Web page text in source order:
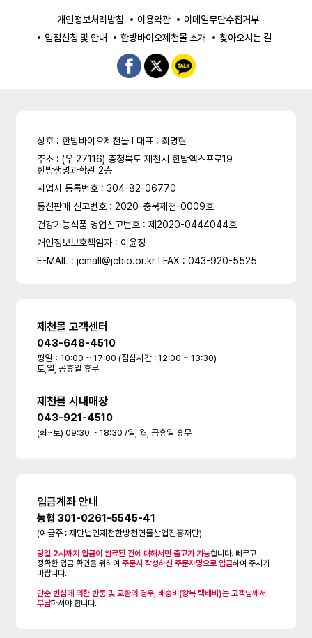
개인정보처리방침 이용약관
이메일무단수집거부
입점신청 및 안내
한방바이오제천몰 소개 찾아오시는 길
상호 : 한방바이오제천몰 l 대표 : 최명현
주소 : (우 27116) 충청북도 제천시 한방엑스포로19
한방생명과학관 2층
사업자 등록번호 : 304-82-06770
통신판매 신고번호 : 2020-충북제천-0009호
건강기능식품 영업신고번호 : 제2020-0444044호
개인정보보호책임자 : 이윤정
E-MAIL : jcmall@jcbio.or.kr l FAX : 043-920-5525
제천몰 고객센터
043-648-4510
평일：10:00 ~ 17:00 (점심시간 : 12:00 ~ 13:30)
토,일, 공휴일 휴무
제천몰 시내매장
043-921-4510
(화~토) 09:30 ~ 18:30 /일, 월, 공휴일 휴무
입금계좌 안내
농협 301-0261-5545-41
(예금주 : 재단법인제천한방천연물산업진흥재단)
당일 2시까지 입금이 완료된 건에 대해서만 출고가 가능합니다. 빠르고
정확한 입금 확인을 위하여주문시 작성하신 주문자명으로 입금하여 주시기
바랍니다.
단순 변심에 의한 반품 및 교환의 경우, 배송비(왕복 택배비)는 고객님께서
부담하셔야 합니다.